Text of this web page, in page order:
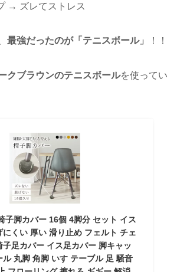
→ ズレてストレス
最強だったのが「テニスボール」 ！！
クブラウンのテニスボールを使ってい
子脚カバー 16個 4脚分 セット イス
にくい 厚い 滑り止め フェルト チェ
子足カバー イス足カバー 脚キャッ
ル 丸脚 角脚 いす テーブル 足 騒音